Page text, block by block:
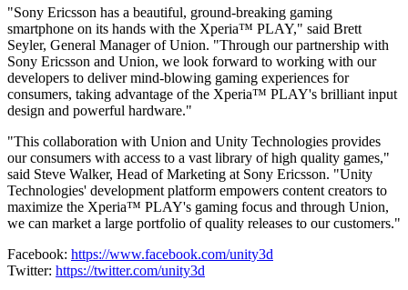
"Sony Ericsson has a beautiful, ground-breaking gaming
smartphone on its hands with the Xperia™ PLAY," said Brett
Seyler, General Manager of Union. "Through our partnership with
Sony Ericsson and Union, we look forward to working with our
developers to deliver mind-blowing gaming experiences for
consumers, taking advantage of the Xperia™ PLAY's brilliant input
design and powerful hardware."
"This collaboration with Union and Unity Technologies provides
our consumers with access to a vast library of high quality games,"
said Steve Walker, Head of Marketing at Sony Ericsson. "Unity
Technologies' development platform empowers content creators to
maximize the Xperia™ PLAY's gaming focus and through Union,
we can market a large portfolio of quality releases to our customers."
Facebook: https://www.facebook.com/unity3d
Twitter: https://twitter.com/unity3d